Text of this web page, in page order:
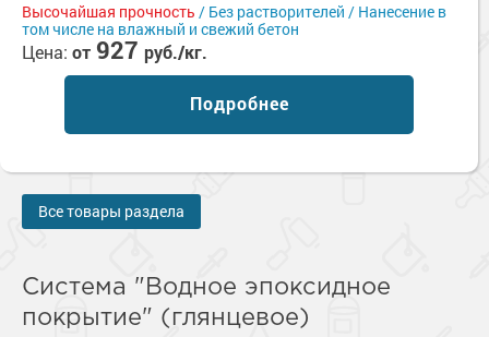
Высочайшая прочность / Без растворителей / Нанесение в
том числе на влажный и свежий бетон
Цена: от 927 руб./кг.
Подробнее
Все товары раздела
Система "Водное эпоксидное
покрытие" (глянцевое)